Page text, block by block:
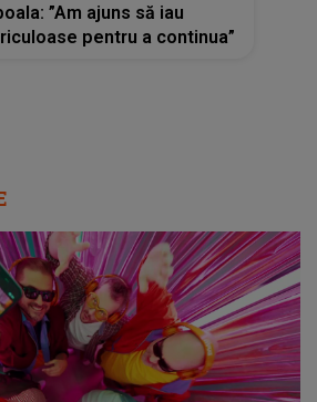
”Am ajuns să iau
pentru a continua”